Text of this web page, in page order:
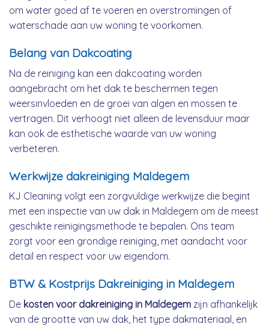
om water goed af te voeren en overstromingen of
waterschade aan uw woning te voorkomen.
Belang van Dakcoating
Na de reiniging kan een dakcoating worden
aangebracht om het dak te beschermen tegen
weersinvloeden en de groei van algen en mossen te
vertragen. Dit verhoogt niet alleen de levensduur maar
kan ook de esthetische waarde van uw woning
verbeteren.
Werkwijze dakreiniging Maldegem
KJ Cleaning volgt een zorgvuldige werkwijze die begint
met een inspectie van uw dak in Maldegem om de meest
geschikte reinigingsmethode te bepalen. Ons team
zorgt voor een grondige reiniging, met aandacht voor
detail en respect voor uw eigendom.
BTW & Kostprijs Dakreiniging in Maldegem
De kosten voor dakreiniging in Maldegem zijn afhankelijk
van de grootte van uw dak, het type dakmateriaal, en